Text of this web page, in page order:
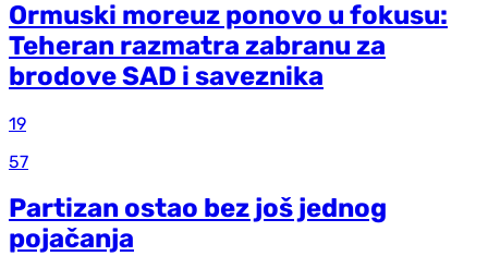
Ormuski moreuz ponovo u fokusu:
Teheran razmatra zabranu za
brodove SAD i saveznika
19
57
Partizan ostao bez još jednog
pojačanja